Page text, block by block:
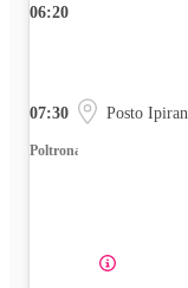
06:20
07:30 Posto
Poltrona